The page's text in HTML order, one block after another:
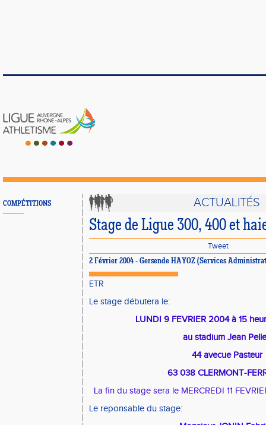
COMPÉTITIONS ACTUALITÉS
Stage de Ligue 300, 400 et
Tweet
2 Février 2004 - Gersende HAYOZ (Services
ETR
Le stage débutera le:
LUNDI 9 FEVRIER 2004 à 15
au stadium Jean
44 avecue Pasteur
63 038 CLERMONT-
La fin du stage sera le MERCREDI 11
Le reponsable du stage: